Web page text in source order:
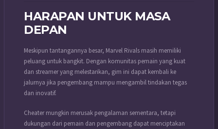
HARAPAN UNTUK MASA
DEPAN
Meskipun tantangannya besar, Marvel Rivals masih memiliki
peluang untuk bangkit. Dengan komunitas pemain yang kuat
dan streamer yang melestarikan, gim ini dapat kembali ke
jalurnya jika pengembang mampu mengambil tindakan tegas
dan inovatif.
Cheater mungkin merusak pengalaman sementara, tetapi
dukungan dari pemain dan pengembang dapat menciptakan